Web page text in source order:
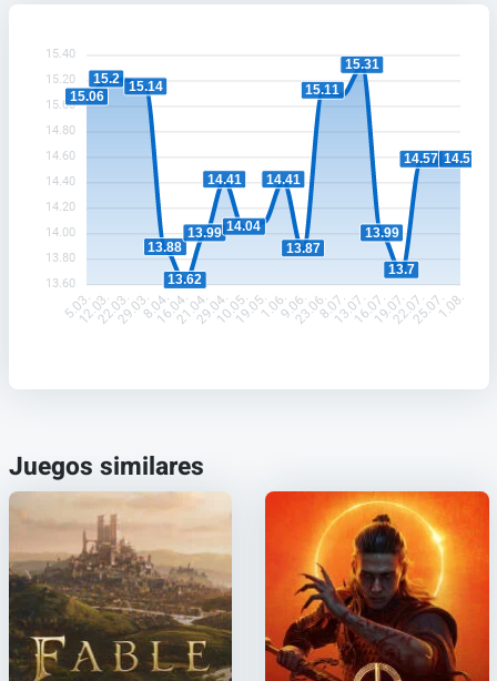
15.40
15.20
15.00
14.80
14.60
14.40
14.20
14.00
13.80
13.60
15.06
15.2 15.14
13.88
13.62
13.99
14.41
14.04
14.41
13.87
15.11
15.31
13.99
13.7
14.57 14.57
5.03.
12.03.22.03.29.03.8.04.16.04.21.04.29.04.10.05.19.05.1.06.9.06.23.06.8.07.13.07.16.07.19.07.22.07.25.07.1.08.
Juegos similares